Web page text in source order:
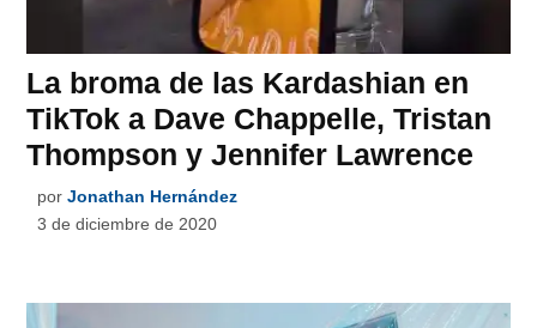
La broma de las Kardashian en
TikTok a Dave Chappelle, Tristan
Thompson y Jennifer Lawrence
por Jonathan Hernández
3 de diciembre de 2020